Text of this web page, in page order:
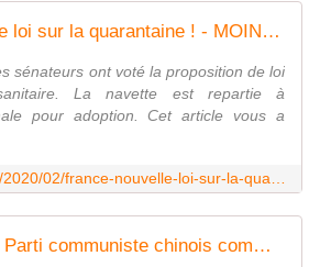
France : Nouvelle loi sur la quarantaine ! - MOINS de BIENS PLUS de LIENS
sénateurs ont voté la proposition de loi
La navette est repartie à
pour adoption. Cet article vous a
Coronavirus : Le Parti communiste chinois commande 1 million de sacs mortuaires - MOINS de BIENS PLUS de LIENS